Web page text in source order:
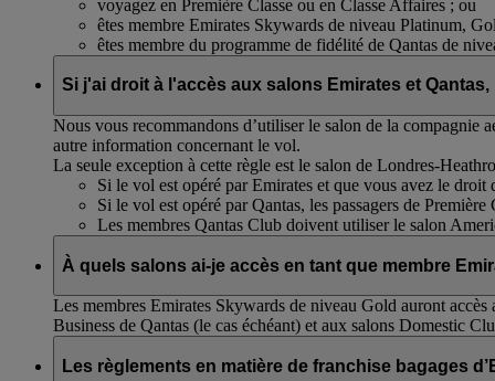
voyagez en Première Classe ou en Classe Affaires ; ou
êtes membre Emirates Skywards de niveau Platinum,
êtes membre du programme de fidélité de Qantas de
Si j'ai droit à l'accès aux salons Emirates et
Nous vous recommandons d’utiliser le salon de la compagnie
autre information concernant le vol.
La seule exception à cette règle est le salon de Londres-
Si le vol est opéré par Emirates et que vous avez le
Si le vol est opéré par Qantas, les passagers de
Les membres Qantas Club doivent utiliser le salon
À quels salons ai-je accès en tant que membre
Les membres Emirates Skywards de niveau Gold auront
Business de Qantas (le cas échéant) et aux salons Domestic
Les règlements en matière de franchise bagages